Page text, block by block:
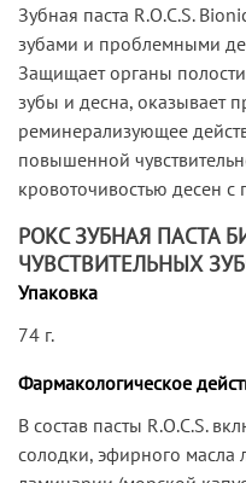
Зубная паста R.O.C.S.
зубами и проблемными
Защищает органы
зубы и десна, оказывает
реминерализующее
повышенной
кровоточивостью десен
РОКС ЗУБНАЯ ПАСТА
ЧУВСТВИТЕЛЬНЫХ
Упаковка
74 г.
Фармакологическое
В состав пасты R.O.C.S.
солодки, эфирного масла